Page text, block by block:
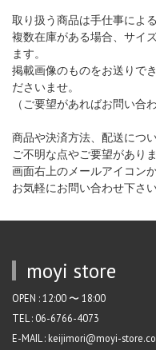
取り扱う商品は手仕事による
複数在庫がある場合、サイ
ます。
掲載画像のものをお送りで
ださいませ。
（ご要望があればお問い合
商品や決済方法、配送につい
ご不明な点やご要望がありま
画面右上のメールアイコン
お気軽にお問い合わせ下さい
moyi store
OPEN : 12:00 〜 18:00
TEL : 06-6766-4073
E-MAIL : keijimori@moyi-